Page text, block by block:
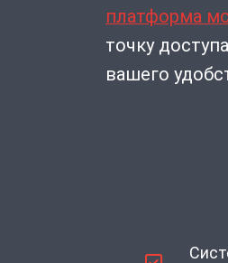
платформа
точку
вашего